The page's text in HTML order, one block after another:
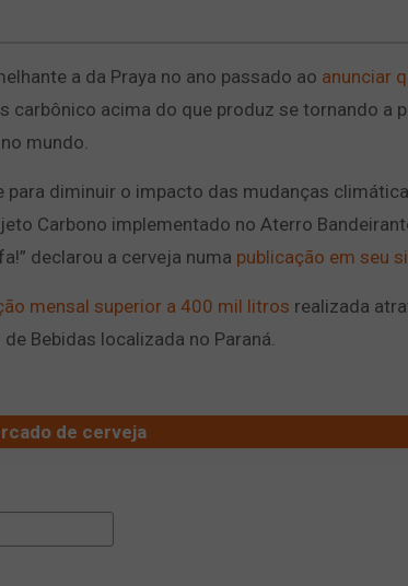
a da Praya no ano passado ao anunciar
carbônico acima do que produz se tornando a
mundo.
para diminuir o impacto das mudanças
Carbono implementado no Aterro
declarou a cerveja numa publicação em seu
mensal superior a 400 mil litros realizada
Bebidas localizada no Paraná.
de cerveja